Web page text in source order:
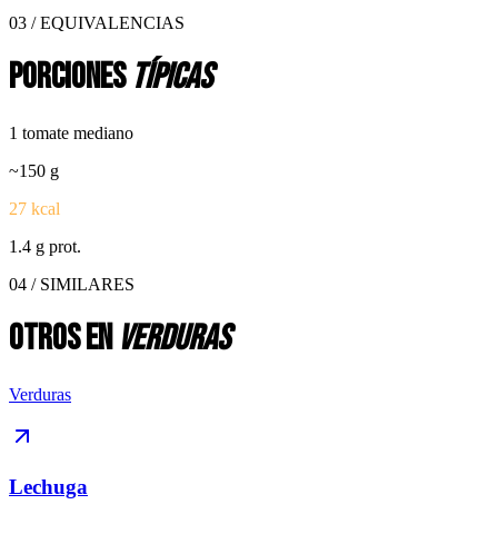
03 / EQUIVALENCIAS
Porciones típicas
1 tomate mediano
~150 g
27 kcal
1.4 g prot.
04 / SIMILARES
Otros enverduras
Verduras
Lechuga